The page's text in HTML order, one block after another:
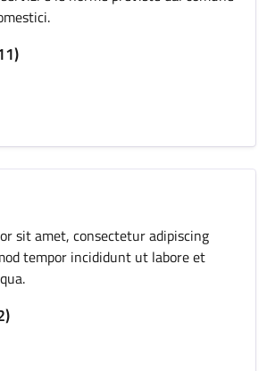
sit amet, consectetur adipiscing
tempor incididunt ut labore et